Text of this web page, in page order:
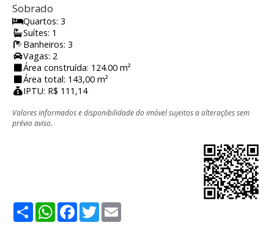
Sobrado
Quartos: 3
Suítes: 1
Banheiros: 3
Vagas: 2
Área construída: 124.00 m²
Área total: 143,00 m²
IPTU: R$ 111,14
Valores informados e disponibilidade do imóvel sujeitos a alterações sem
prévio aviso.
ShareWhatsApp
Facebook
Twitter